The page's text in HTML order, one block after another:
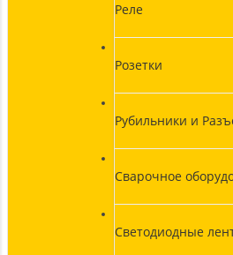
Реле
Розетки
Рубильники и
Сварочное
Светодиодные